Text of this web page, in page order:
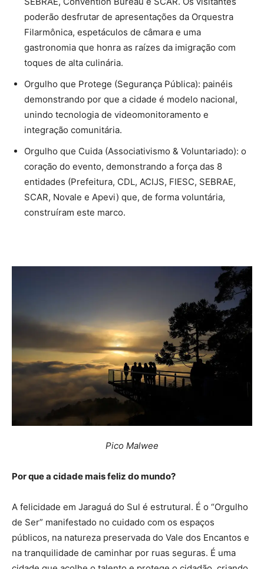
poderão desfrutar de apresentações da Orquestra
Filarmônica, espetáculos de câmara e uma
gastronomia que honra as raízes da imigração com
toques de alta culinária.
Orgulho que Protege (Segurança Pública): painéis
demonstrando por que a cidade é modelo nacional,
unindo tecnologia de videomonitoramento e
integração comunitária.
Orgulho que Cuida (Associativismo & Voluntariado): o
coração do evento, demonstrando a força das 8
entidades (Prefeitura, CDL, ACIJS, FIESC, SEBRAE,
SCAR, Novale e Apevi) que, de forma voluntária,
construíram este marco.
Pico Malwee
Por que a cidade mais feliz do mundo?
A felicidade em Jaraguá do Sul é estrutural. É o “Orgulho
de Ser” manifestado no cuidado com os espaços
públicos, na natureza preservada do Vale dos Encantos e
na tranquilidade de caminhar por ruas seguras. É uma